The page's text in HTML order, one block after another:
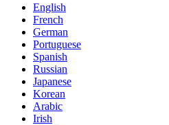
English
French
German
Portuguese
Spanish
Russian
Japanese
Korean
Arabic
Irish